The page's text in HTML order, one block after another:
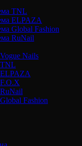
TNL
ELPAZA
Global Fashion
RuNail
Nails
TNL
ELPAZA
Fashion